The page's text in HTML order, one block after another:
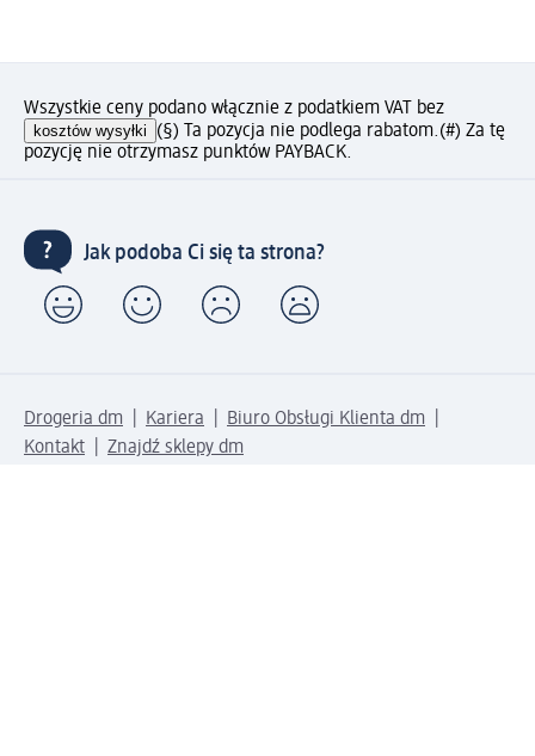
Wszystkie ceny podano włącznie z podatkiem VAT bez
kosztów wysyłki (§) Ta pozycja nie podlega rabatom.(#) Za tę
pozycję nie otrzymasz punktów PAYBACK.
Jak podoba Ci się ta strona?
Drogeria dm Kariera
Biuro Obsługi Klienta dm
Kontakt
Znajdź sklepy dm